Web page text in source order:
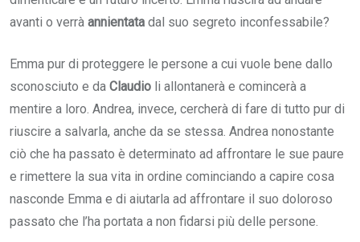
avanti o verrà annientata dal suo segreto inconfessabile?
Emma pur di proteggere le persone a cui vuole bene dallo
sconosciuto e da Claudio li allontanerà e comincerà a
mentire a loro. Andrea, invece, cercherà di fare di tutto pur di
riuscire a salvarla, anche da se stessa. Andrea nonostante
ciò che ha passato è determinato ad affrontare le sue paure
e rimettere la sua vita in ordine cominciando a capire cosa
nasconde Emma e di aiutarla ad affrontare il suo doloroso
passato che l’ha portata a non fidarsi più delle persone.